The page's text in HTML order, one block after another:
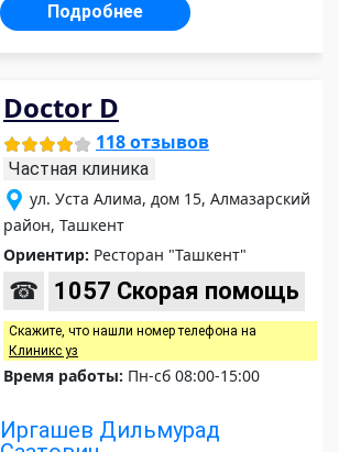
Подробнее
Doctor D
118 отзывов
Частная клиника
ул. Уста Алима, дом 15, Алмазарский
район, Ташкент
Ориентир: Ресторан "Ташкент"
☎ 1057 Скорая помощь
Скажите, что нашли номер телефона на
Клиникс уз
Время работы: Пн-сб 08:00-15:00
Иргашев Дильмурад